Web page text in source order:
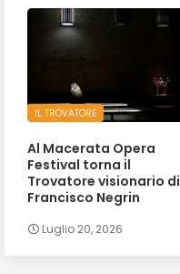
IL TROVATORE
Al Macerata Opera
Festival torna il
Trovatore visionario di
Francisco Negrin
Luglio 20, 2026